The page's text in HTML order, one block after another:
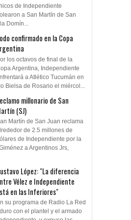
de Independiente
a San Martín de San
Domín...
confirmado en la Copa
los octavos de final de la
Argentina, Independiente
a Atlético Tucumán en
Bielsa de Rosario el miércol...
millonario de San
(SJ)
Martín de San Juan reclama
de 2.5 millones de
de Independiente por la
a Argentinos Jrs,
López: "La diferencia
Vélez e Independiente
en las Inferiores"
su programa de Radio La Red
con el plantel y el armado